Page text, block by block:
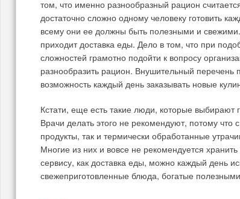
том, что именно разнообразный рацион
достаточно сложно одному человеку готовить
всему они ее должны быть полезными и
приходит доставка еды. Дело в том, что при
сложностей грамотно подойти к вопросу
разнообразить рацион. Внушительный перечень
возможность каждый день заказывать новые
Кстати, еще есть такие люди, которые выбирают
Врачи делать этого не рекомендуют, потому что
продукты, так и термически обработанные
Многие из них и вовсе не рекомендуется
сервису, как доставка еды, можно каждый день
свежеприготовленные блюда, богатые